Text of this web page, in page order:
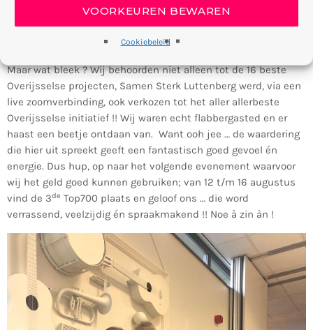
VOORKEUREN BEWAREN
Cookiebeleid
nemen vanwege de Samen Sterk uitzendingen, dat hiervoor
samen met 15 andere projecten geselecteerd was, boven tal
van andere Overijsselse initiatieven.
Maar wat bleek ? Wij behoorden niet alleen tot de 16 beste
Overijsselse projecten, Samen Sterk Luttenberg werd, via een
live zoomverbinding, ook verkozen tot het aller allerbeste
Overijsselse initiatief !! Wij waren echt flabbergasted en er
haast een beetje ontdaan van. Want ooh jee … de waardering
die hier uit spreekt geeft een fantastisch goed gevoel én
energie. Dus hup, op naar het volgende evenement waarvoor
wij het geld goed kunnen gebruiken; van 12 t/m 16 augustus
vind de 3de Top700 plaats en geloof ons … die word
verrassend, veelzijdig én spraakmakend !! Noe à zin àn !